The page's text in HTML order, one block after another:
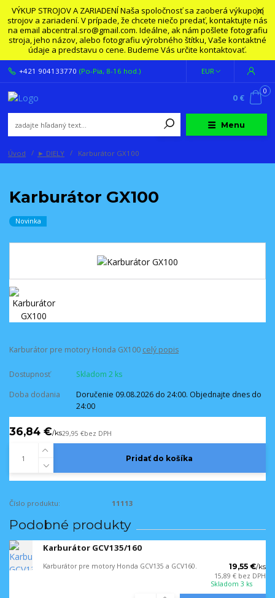
VÝKUP STROJOV A ZARIADENÍ Naša spoločnosť sa zaoberá výkupom
strojov a zariadení. V prípade, že chcete niečo predať, kontaktujte nás
na email abcentral.sro@gmail.com. Ideálne, ak nám pošlete fotografiu
stroja, jeho názov, alebo fotografiu výrobného štítku, Vaše kontaktné
údaje a predstavu o cene. Budeme Vás určite kontaktovať.
Menu
EUR
+421 904133770 (Po-Pia, 8-16 hod.)
0
0 €
Úvod ► DIELY Karburátor GX100
Karburátor GX100
Novinka
Karburátor pre motory Honda GX100 celý popis
Dostupnosť
Skladom 2 ks
Doba dodania
Doručenie 09.08.2026 do 24:00. Objednajte dnes do
24:00
36,84 €/ks29,95 €bez DPH
Pridať do košíka
Číslo produktu: 11113
Podobné produkty
Karburátor GCV135/160
Karburátor pre motory Honda GCV135 a GCV160. 19,55 €/ks
15,89 € bez DPH
Skladom 3 ks